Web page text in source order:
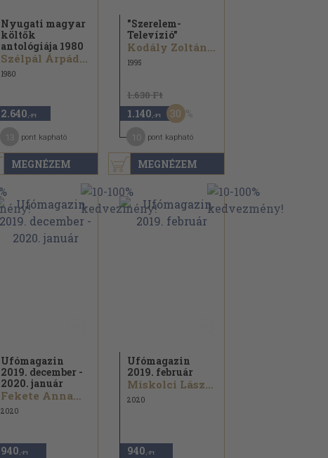
MEGNÉZEM
Nyugati magyar
költők
antológiája 1980
Szélpál Árpád...
1980
2.640 ,-Ft
pont kapható
MEGNÉZEM
"Szerelem-
Televízió"
Kodály Zoltán...
1995
1.630 Ft
1.140 ,-Ft 30
pont kapható
Ufómagazin
2019. december -
2020. január
Fekete Annamária...
2020
940 ,-Ft
Ufómagazin
2019. február
Miskolci László...
2020
940 ,-Ft